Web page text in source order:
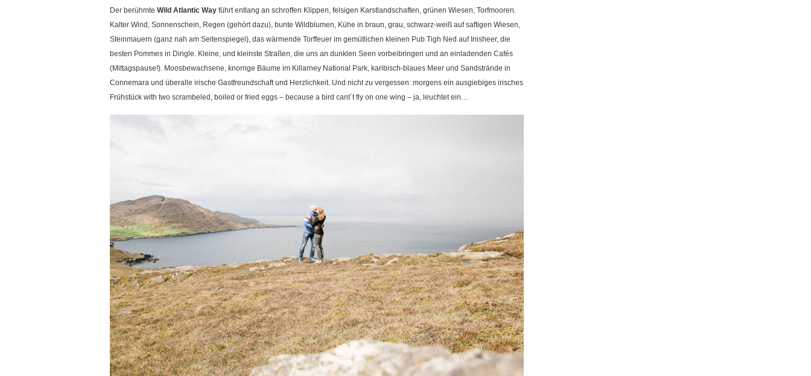
Der berühmte Wild Atlantic Way führt entlang an schroffen Klippen, felsigen Karstlandschaften, grünen Wiesen, Torfmooren.
Kalter Wind, Sonnenschein, Regen (gehört dazu), bunte Wildblumen, Kühe in braun, grau, schwarz-weiß auf saftigen Wiesen,
Steinmauern (ganz nah am Seitenspiegel), das wärmende Torffeuer im gemütlichen kleinen Pub Tigh Ned auf Inisheer, die
besten Pommes in Dingle. Kleine, und kleinste Straßen, die uns an dunklen Seen vorbeibringen und an einladenden Cafés
(Mittagspause!). Moosbewachsene, knorrige Bäume im Killarney National Park, karibisch-blaues Meer und Sandstrände in
Connemara und überalle irische Gastfreundschaft und Herzlichkeit. Und nicht zu vergessen: morgens ein ausgiebiges irisches
Frühstück with two scrambeled, boiled or fried eggs – because a bird cant´t fly on one wing – ja, leuchtet ein…